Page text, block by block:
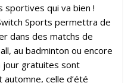
sportives qui va bien !
Sports permettra de
dans des matchs de
au badminton ou encore
jour gratuites sont
celle d’été